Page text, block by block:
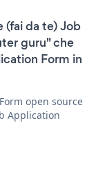
(fai da te) Job
guru" che
Form in
open source
Application